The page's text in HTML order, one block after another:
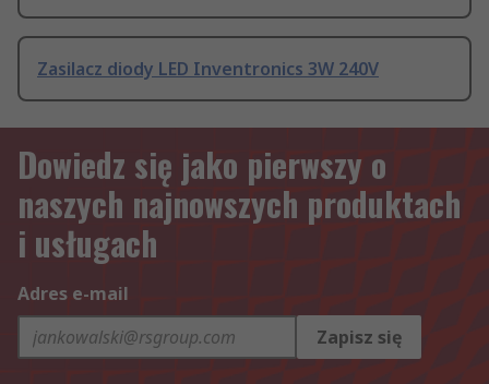
Zasilacz diody LED Inventronics 3W 240V
Dowiedz się jako pierwszy o
naszych najnowszych produktach
i usługach
Adres e-mail
Zapisz się